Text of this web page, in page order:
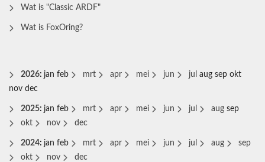
Wat is "Classic ARDF"
Wat is FoxOring?
2026: jan feb mrt apr mei jun jul aug sep okt
nov dec
2025: jan feb mrt apr mei jun jul aug sep
okt
nov dec
2024: jan feb mrt apr mei jun jul aug
sep
okt
nov dec